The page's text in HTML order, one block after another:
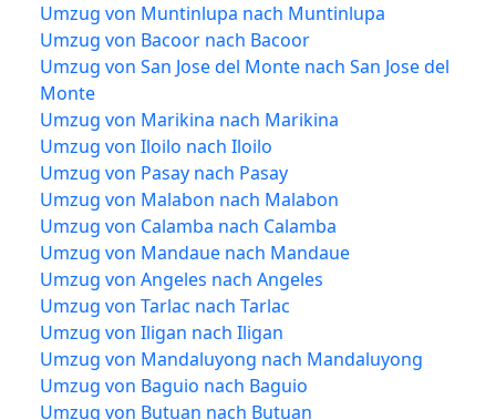
Umzug von Muntinlupa nach Muntinlupa
Umzug von Bacoor nach Bacoor
Umzug von San Jose del Monte nach San Jose del
Monte
Umzug von Marikina nach Marikina
Umzug von Iloilo nach Iloilo
Umzug von Pasay nach Pasay
Umzug von Malabon nach Malabon
Umzug von Calamba nach Calamba
Umzug von Mandaue nach Mandaue
Umzug von Angeles nach Angeles
Umzug von Tarlac nach Tarlac
Umzug von Iligan nach Iligan
Umzug von Mandaluyong nach Mandaluyong
Umzug von Baguio nach Baguio
Umzug von Butuan nach Butuan